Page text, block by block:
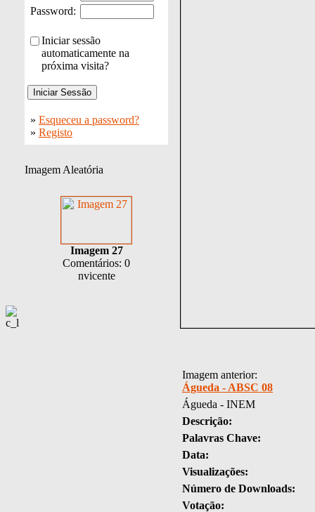
Password:
Iniciar sessão
automaticamente na
próxima visita?
» Esqueceu a password?
» Registo
Imagem Aleatória
Imagem 27
Comentários: 0
nvicente
Imagem anterior:
Águeda - ABSC 08
Águeda - INEM
Descrição:
Palavras Chave:
Data:
Visualizações:
Número de Downloads:
Votação: